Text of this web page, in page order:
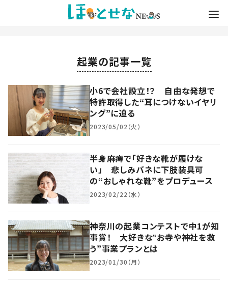
起業の記事一覧
小6で会社設立！？ 自由な発想で
特許取得した“耳につけないイヤリ
ング”に迫る
2023/05/02（火）
半身麻痺で「好きな靴が履けな
い」 悲しみバネに下肢装具可
の“おしゃれな靴”をプロデュース
2023/02/22（水）
神奈川の起業コンテストで中1が知
事賞！ 大好きな‟お寺や神社を救
う”事業プランとは
2023/01/30（月）